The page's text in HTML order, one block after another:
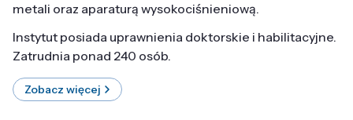
metali oraz aparaturą wysokociśnieniową.
Instytut posiada uprawnienia doktorskie i habilitacyjne.
Zatrudnia ponad 240 osób.
Zobacz więcej